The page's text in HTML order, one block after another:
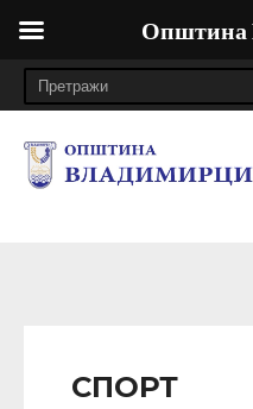
СПОРТ
Општина